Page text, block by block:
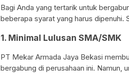
Bagi Anda yang tertarik untuk
beberapa syarat yang harus dipenuhi.
1. Minimal Lulusan SMA/SMK
PT Mekar Armada Jaya Bekasi
bergabung di perusahaan ini. Namun,